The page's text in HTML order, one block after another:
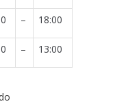
– 18:00
–
13:00